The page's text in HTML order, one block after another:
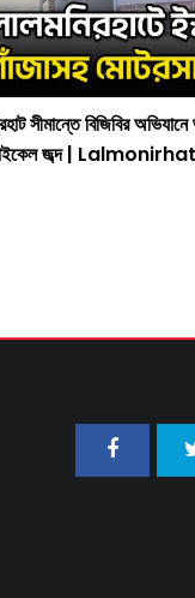
সীমান্তে বিজিবির
জব্দ |